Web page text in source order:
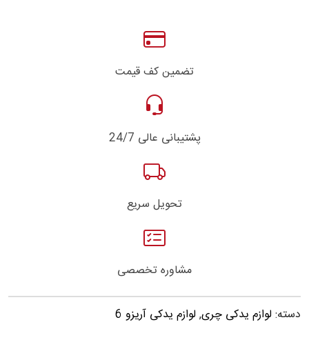
تضمین کف قیمت
پشتیبانی عالی 24/7
تحویل سریع
مشاوره تخصصی
دسته:لوازم یدکی چری,لوازم یدکی آریزو 6